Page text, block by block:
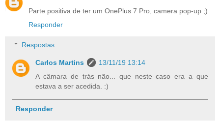
Parte positiva de ter um OnePlus 7 Pro, camera pop-up ;)
Responder
Respostas
Carlos Martins
13/11/19 13:14
A câmara de trás não... que neste caso era a que
estava a ser acedida. :)
Responder